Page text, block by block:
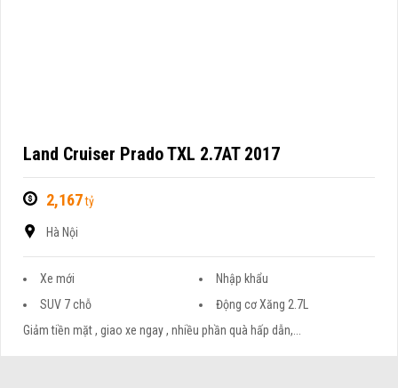
Land Cruiser Prado TXL 2.7AT 2017
2,167tỷ
Hà Nội
Xe mới
Nhập khẩu
SUV 7 chỗ
Động cơ Xăng 2.7L
Giảm tiền mặt , giao xe ngay , nhiều phần quà hấp dẫn,...